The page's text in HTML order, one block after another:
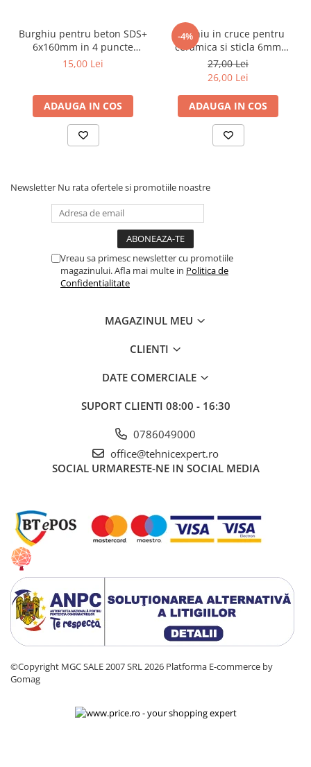
Burghiu pentru beton SDS+
6x160mm in 4 puncte
PROFESIONAL Draumet
15,00 Lei
ADAUGA IN COS
-4%
Burghiu in cruce pentru
ceramica si sticla 6mm
Draumet
27,00 Lei
26,00 Lei
ADAUGA IN COS
Newsletter Nu rata ofertele si promotiile noastre
Vreau sa primesc newsletter cu promotiile
magazinului. Afla mai multe in Politica de
Confidentialitate
MAGAZINUL MEU
CLIENTI
DATE COMERCIALE
SUPORT CLIENTI 08:00 - 16:30
0786049000
office@tehnicexpert.ro
SOCIAL URMARESTE-NE IN SOCIAL MEDIA
©Copyright MGC SALE 2007 SRL 2026 Platforma E-commerce by
Gomag